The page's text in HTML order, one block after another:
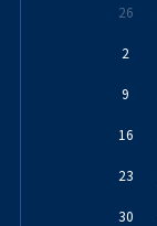
26
2
9
16
23
30